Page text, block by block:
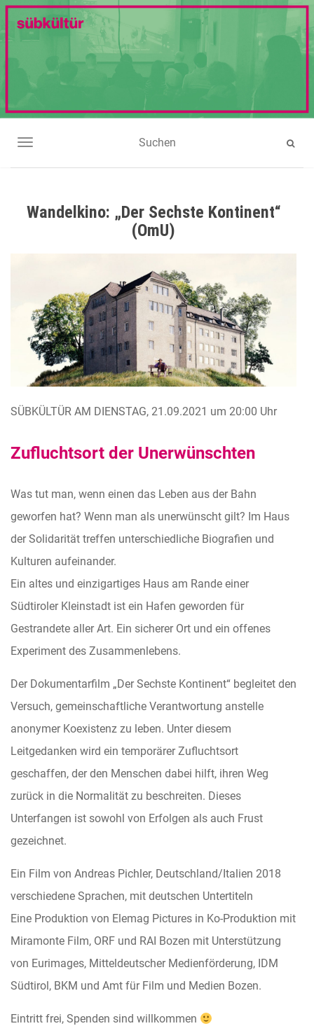
NAVIGATION UMSCHALTEN
Wandelkino: „Der Sechste Kontinent“
(OmU)
SÜBKÜLTÜR AM DIENSTAG, 21.09.2021 um 20:00 Uhr
Zufluchtsort der Unerwünschten
Was tut man, wenn einen das Leben aus der Bahn
geworfen hat? Wenn man als unerwünscht gilt? Im Haus
der Solidarität treffen unterschiedliche Biografien und
Kulturen aufeinander.
Ein altes und einzigartiges Haus am Rande einer
Südtiroler Kleinstadt ist ein Hafen geworden für
Gestrandete aller Art. Ein sicherer Ort und ein offenes
Experiment des Zusammenlebens.
Der Dokumentarfilm „Der Sechste Kontinent“ begleitet den
Versuch, gemeinschaftliche Verantwortung anstelle
anonymer Koexistenz zu leben. Unter diesem
Leitgedanken wird ein temporärer Zufluchtsort
geschaffen, der den Menschen dabei hilft, ihren Weg
zurück in die Normalität zu beschreiten. Dieses
Unterfangen ist sowohl von Erfolgen als auch Frust
gezeichnet.
Ein Film von Andreas Pichler, Deutschland/Italien 2018
verschiedene Sprachen, mit deutschen Untertiteln
Eine Produktion von Elemag Pictures in Ko-Produktion mit
Miramonte Film, ORF und RAI Bozen mit Unterstützung
von Eurimages, Mitteldeutscher Medienförderung, IDM
Südtirol, BKM und Amt für Film und Medien Bozen.
Eintritt frei, Spenden sind willkommen